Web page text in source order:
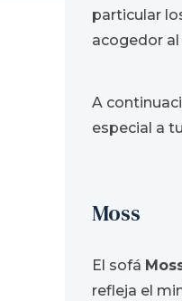
particular
acogedor al
A
especial a
Moss
El sofá
refleja el